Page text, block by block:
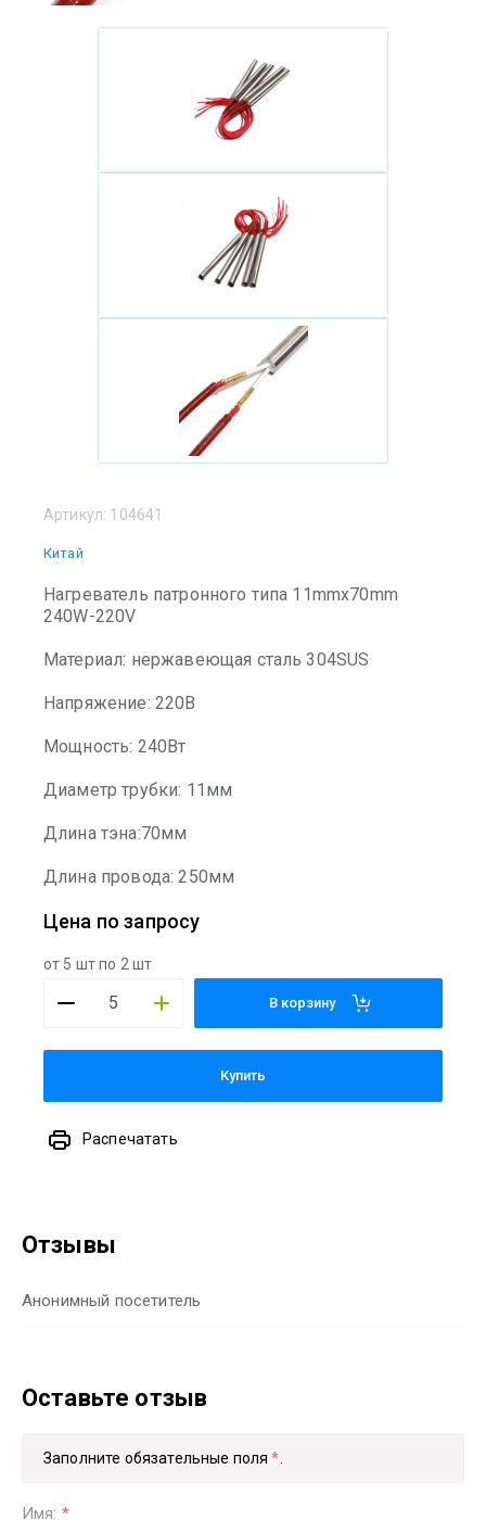
Артикул: 104641
Китай
Нагреватель патронного типа 11mmx70mm
240W-220V
Материал: нержавеющая сталь 304SUS
Напряжение: 220В
Мощность: 240Вт
Диаметр трубки: 11мм
Длина тэна:70мм
Длина провода: 250мм
Цена по запросу
от 5 шт по 2 шт
В корзину
Купить
Распечатать
Отзывы
Анонимный посетитель
Оставьте отзыв
Заполните обязательные поля*.
Имя: *